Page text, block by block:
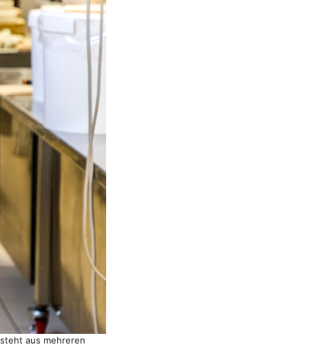
aus mehreren